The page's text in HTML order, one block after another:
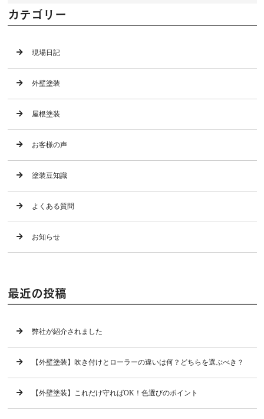
カテゴリー
現場日記
外壁塗装
屋根塗装
お客様の声
塗装豆知識
よくある質問
お知らせ
最近の投稿
弊社が紹介されました
【外壁塗装】吹き付けとローラーの違いは何？どちらを選ぶべき？
【外壁塗装】これだけ守ればOK！色選びのポイント